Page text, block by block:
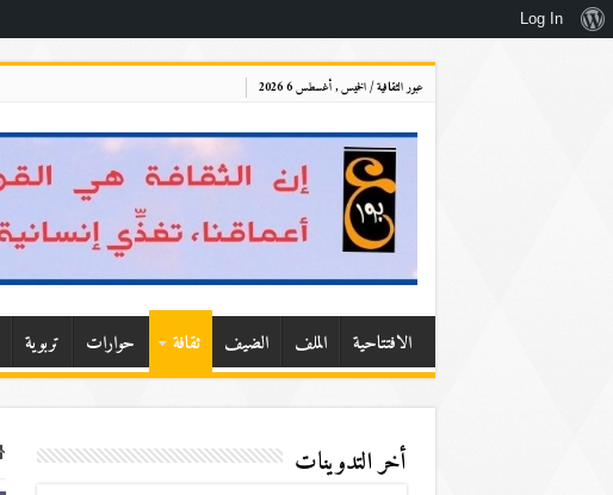
عبور الثقافية / الخميس , أغسطس 6 2026
الافتتاحية الملف الضيف ثقافة حوارات تربوية
أخر التدوينات
نبذةLog In